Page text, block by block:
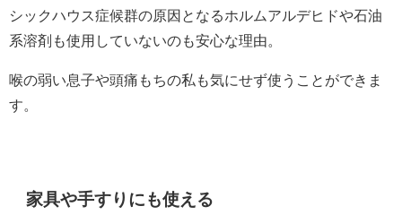
シックハウス症候群の原因となるホルムアルデヒドや石油
系溶剤も使用していないのも安心な理由。
喉の弱い息子や頭痛もちの私も気にせず使うことができま
す。
家具や手すりにも使える